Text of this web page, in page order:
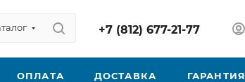
+7 (812) 677-21-77
ОПЛАТА ДОСТАВКА ГАРАНТИЯ